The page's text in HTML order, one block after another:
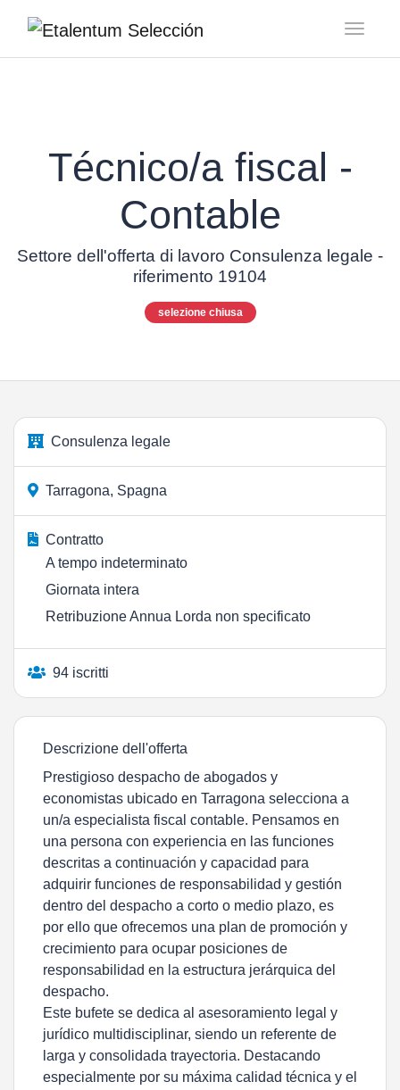
Técnico/a fiscal -
Contable
Settore dell'offerta di lavoro Consulenza legale -
riferimento 19104
selezione chiusa
Consulenza legale
Tarragona, Spagna
Contratto
A tempo indeterminato
Giornata intera
Retribuzione Annua Lorda non specificato
94 iscritti
Descrizione dell'offerta
Prestigioso despacho de abogados y
economistas ubicado en Tarragona selecciona a
un/a especialista fiscal contable. Pensamos en
una persona con experiencia en las funciones
descritas a continuación y capacidad para
adquirir funciones de responsabilidad y gestión
dentro del despacho a corto o medio plazo, es
por ello que ofrecemos una plan de promoción y
crecimiento para ocupar posiciones de
responsabilidad en la estructura jerárquica del
despacho.
Este bufete se dedica al asesoramiento legal y
jurídico multidisciplinar, siendo un referente de
larga y consolidada trayectoria. Destacando
especialmente por su máxima calidad técnica y el